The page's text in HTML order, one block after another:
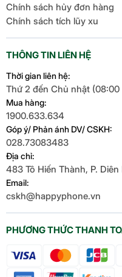
PHƯƠNG THỨC THANH
Chính sách hủy đơn hàng
Chính sách tích lũy xu
THÔNG TIN LIÊN HỆ
Thời gian liên hệ:
Thứ 2 đến Chủ nhật
Mua hàng:
1900.633.634
Góp ý/ Phản ánh DV/ CSKH:
028.73083483
Địa chỉ:
483 Tô Hiến Thành, P.
Email:
cskh@happyphone.vn